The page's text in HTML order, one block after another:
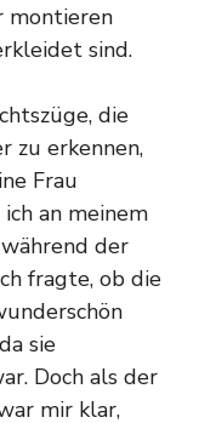
montieren
sind.
die
zu erkennen,
Frau
an meinem
der
fragte, ob die
sie
Doch als der
mir klar,